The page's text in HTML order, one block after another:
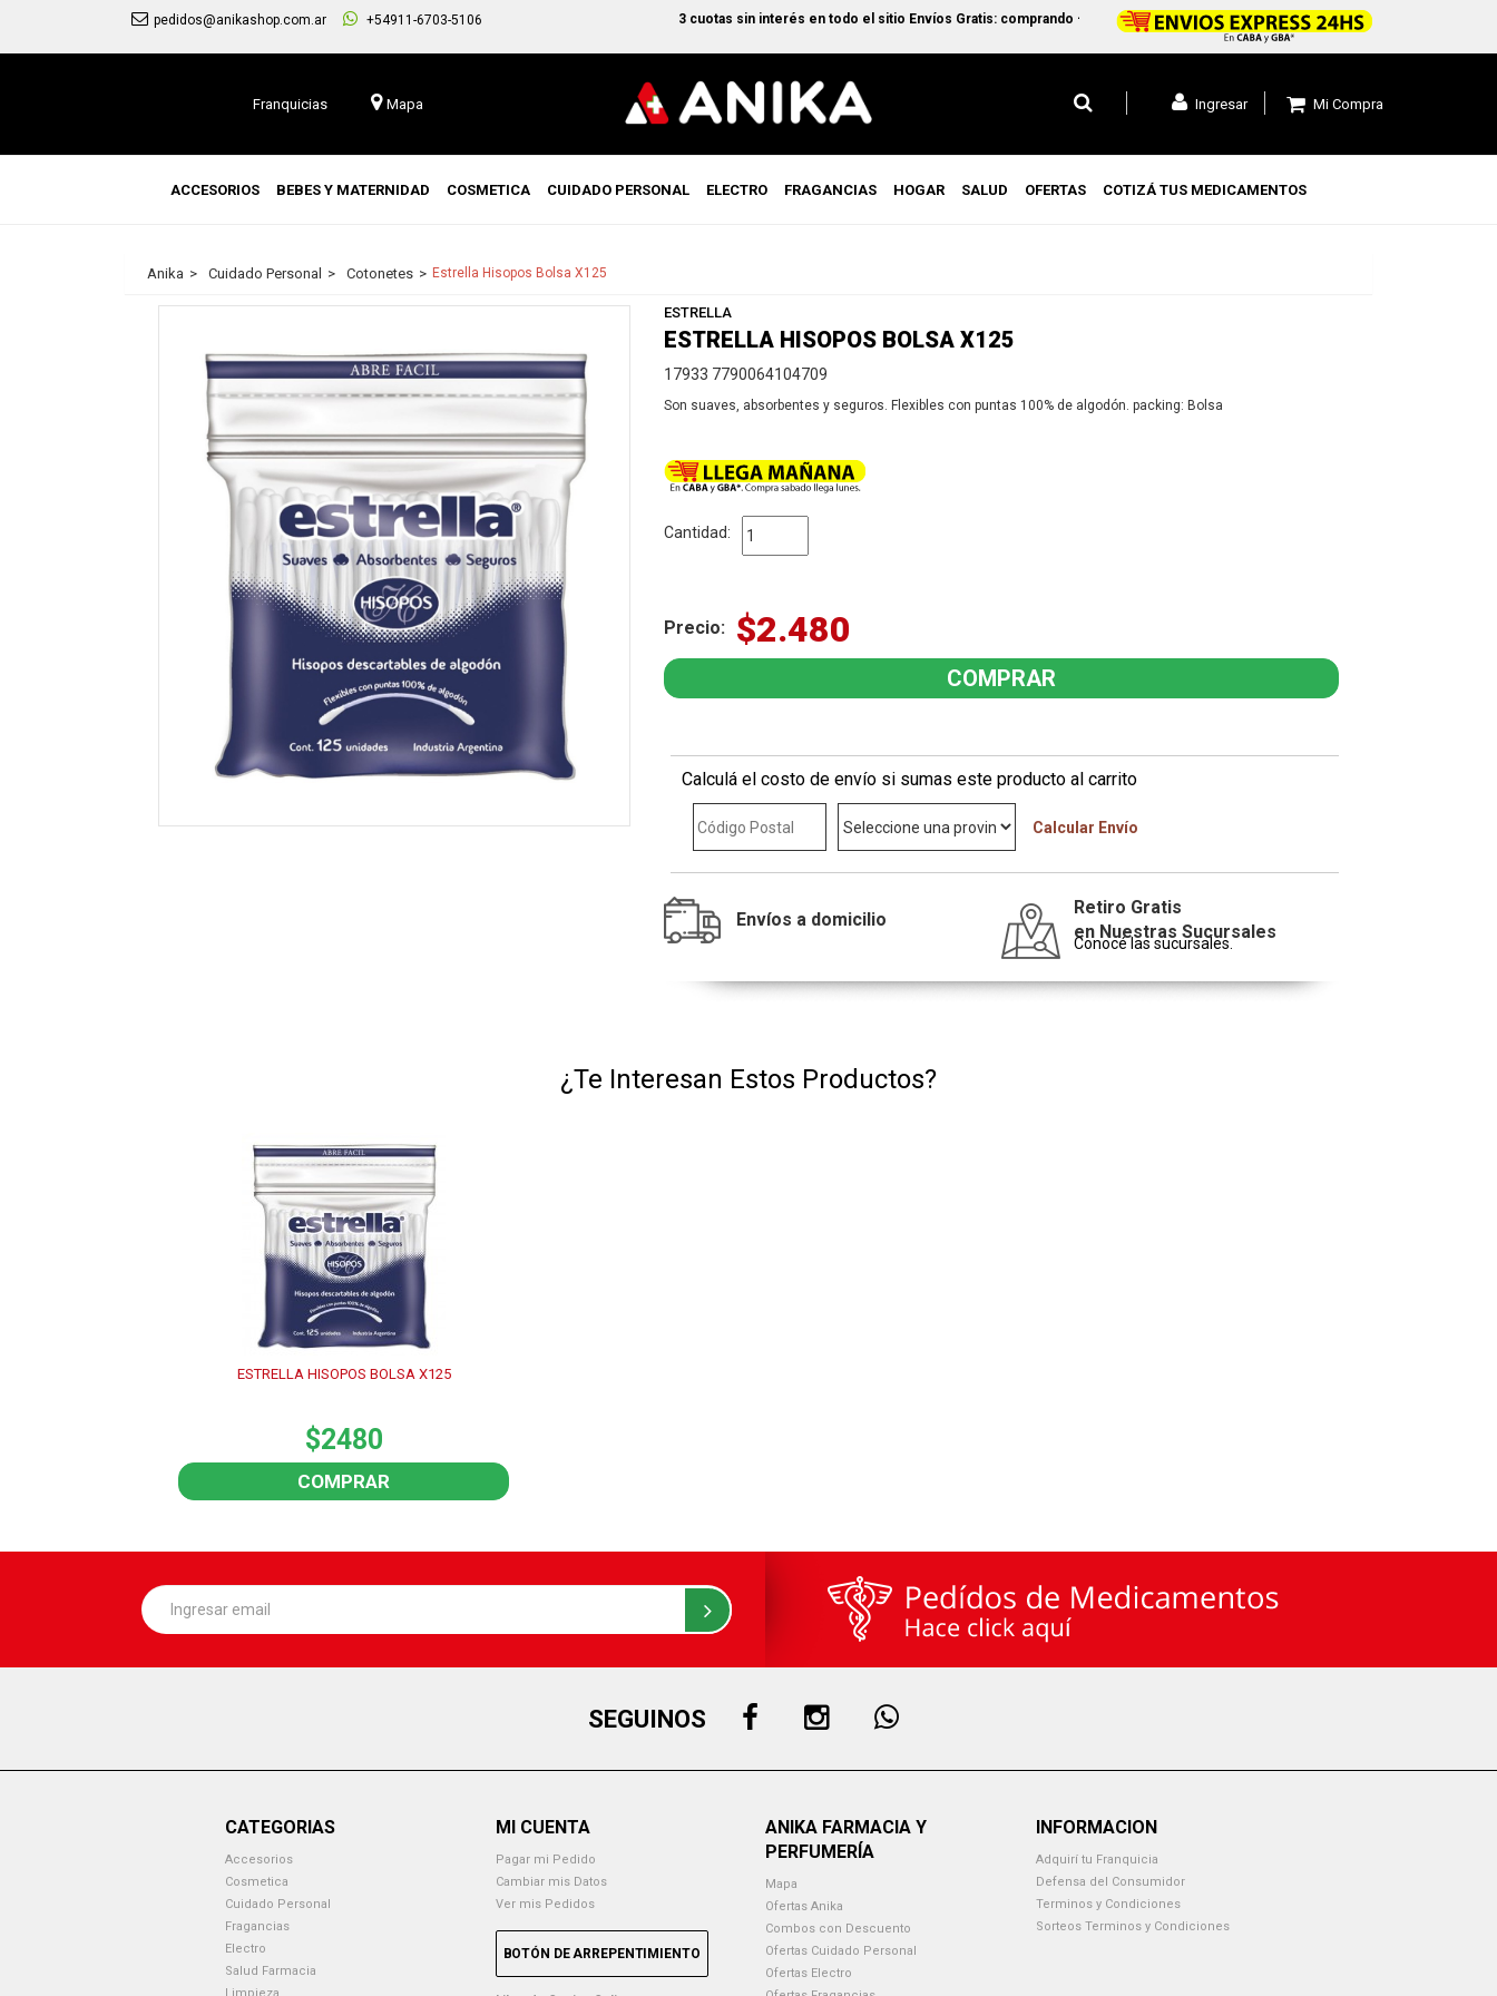
pedidos@anikashop.com.ar +54911-6703-5106 3 cuotas sin interés en todo el sitio Envíos Gratis: comprando +$45.000 en CABA y GBA1 y +$99.000 a todo el pais
Franquicias Mapa Mi Compra
Ingresar
ACCESORIOS BEBES Y MATERNIDAD COSMETICA CUIDADO PERSONAL ELECTRO FRAGANCIAS HOGAR SALUD OFERTAS COTIZÁ TUS MEDICAMENTOS
Anika Cuidado Personal Cotonetes Estrella Hisopos Bolsa X125
ESTRELLA
ESTRELLA HISOPOS BOLSA X125
17933 7790064104709
Son suaves, absorbentes y seguros. Flexibles con puntas 100% de algodón. packing: Bolsa
Cantidad:
Precio: $2.480
Calculá el costo de envío si sumas este producto al carrito
Calcular Envío
Envíos a domicilio
Retiro Gratis
en Nuestras Sucursales
Conocé las sucursales.
¿Te Interesan Estos Productos?
ESTRELLA HISOPOS BOLSA X125
$2480
COMPRAR
SEGUINOS
CATEGORIAS
Accesorios
Cosmetica
Cuidado Personal
Fragancias
Electro
Salud Farmacia
MI CUENTA
Pagar mi Pedido
Cambiar mis Datos
Ver mis Pedidos
BOTÓN DE ARREPENTIMIENTO
ANIKA FARMACIA Y
PERFUMERÍA
Mapa
Ofertas Anika
Combos con Descuento
Ofertas Cuidado Personal
Ofertas Electro
INFORMACION
Adquirí tu Franquicia
Defensa del Consumidor
Terminos y Condiciones
Sorteos Terminos y Condiciones